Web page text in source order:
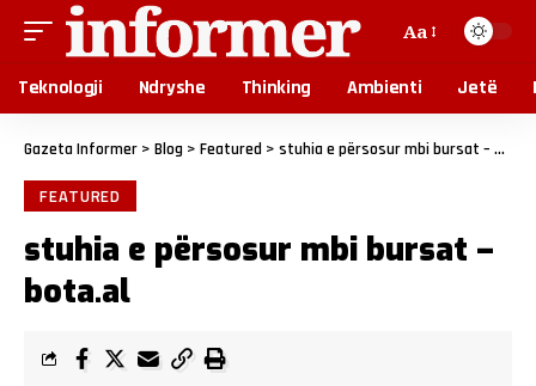
Aa
Teknologji Ndryshe Thinking Ambienti Jetë
Gazeta Informer > Blog > Featured > stuhia e përsosur mbi bursat – bota.al
FEATURED
stuhia e përsosur mbi bursat –
bota.al